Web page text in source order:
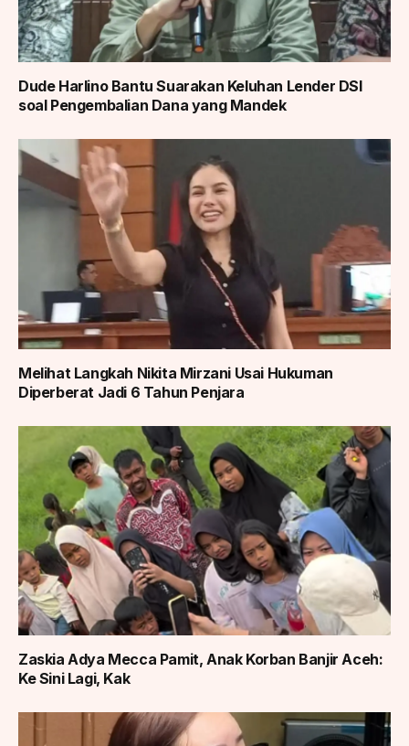
Dude Harlino Bantu Suarakan Keluhan Lender DSI
soal Pengembalian Dana yang Mandek
Melihat Langkah Nikita Mirzani Usai Hukuman
Diperberat Jadi 6 Tahun Penjara
Zaskia Adya Mecca Pamit, Anak Korban Banjir Aceh:
Ke Sini Lagi, Kak